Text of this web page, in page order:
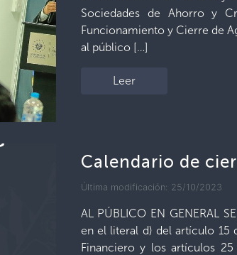
Sociedades de Ahorro y
Funcionamiento y Cierre de
al público […]
Leer
Calendario de
Última modificación: 25/10/2023
AL PÚBLICO EN GENERAL
en el literal d) del artículo 15
Financiero y los artículos